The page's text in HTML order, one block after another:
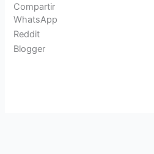
Compartir
WhatsApp
Reddit
Blogger